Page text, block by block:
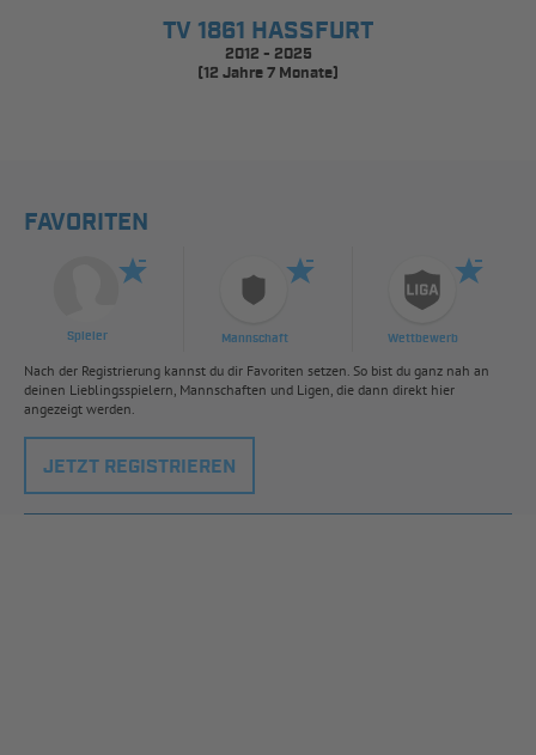
TV 1861 HASSFURT
2012 - 2025
(12 Jahre 7 Monate)
FAVORITEN
Spieler Mannschaft Wettbewerb
Nach der Registrierung kannst du dir Favoriten setzen. So bist du ganz nah an
deinen Lieblingsspielern, Mannschaften und Ligen, die dann direkt hier
angezeigt werden.
JETZT REGISTRIEREN